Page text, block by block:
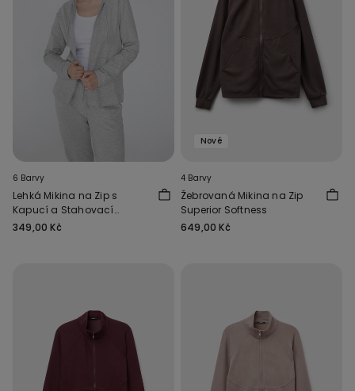
6 Barvy
Lehká Mikina na Zip s
Kapucí a Stahovací
Šňůrkou
349,00 Kč
Nové
4 Barvy
Žebrovaná Mikina na Zip
Superior Softness
649,00 Kč